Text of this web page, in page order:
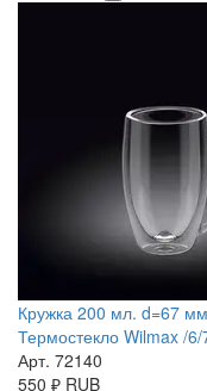
Кружка 200 мл. d=67
Термостекло Wilmax /6/
Арт. 72140
550 ₽ RUB